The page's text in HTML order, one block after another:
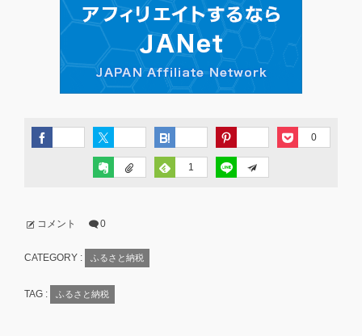
0
1
コメント 0
CATEGORY : ふるさと納税
TAG : ふるさと納税